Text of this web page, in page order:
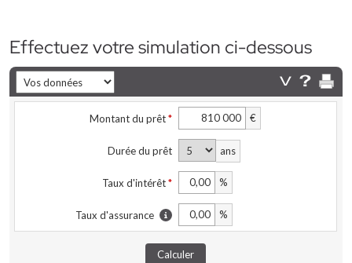
Effectuez votre simulation ci-dessous